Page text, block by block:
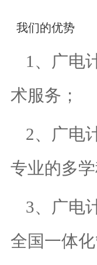
我们的优势
1、广电
术服务；
2、广电
专业的多
3、广电
全国一体